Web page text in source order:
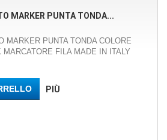
MARKER PUNTA TONDA...
MARKER PUNTA TONDA COLORE
MARCATORE FILA MADE IN ITALY
PIÙ